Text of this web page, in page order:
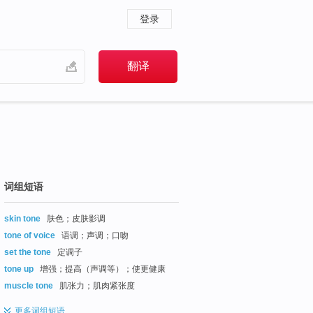
登录
词组短语
skin tone
肤色；皮肤影调
tone of voice
语调；声调；口吻
set the tone
定调子
tone up
增强；提高（声调等）；使更健康
muscle tone
肌张力；肌肉紧张度
更多词组短语